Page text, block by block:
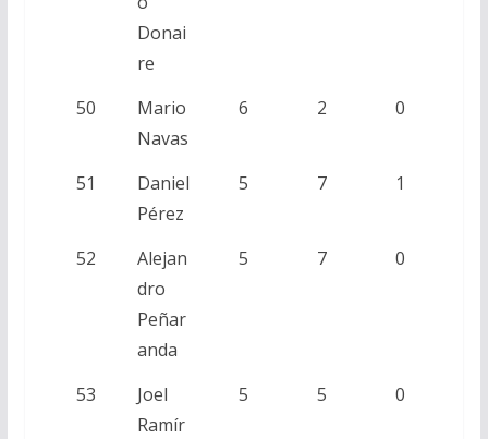
Donai
re
50
Mario
Navas
6 2 0
51
Daniel
Pérez
5 7 1
52
Alejan
dro
Peñar
anda
5 7 0
53
Joel
Ramír
5 5 0